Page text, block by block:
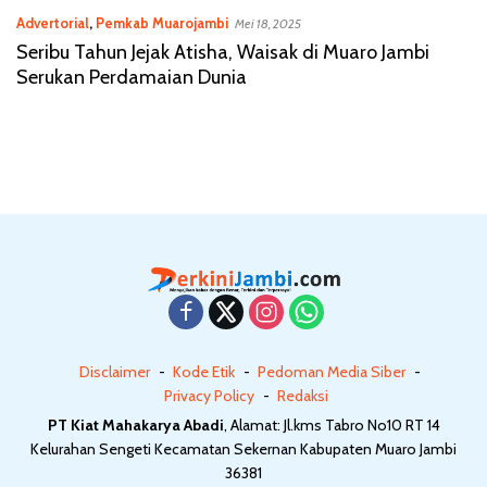
Advertorial, Pemkab Muarojambi Mei 18, 2025
Seribu Tahun Jejak Atisha, Waisak di Muaro Jambi
Serukan Perdamaian Dunia
Disclaimer Kode Etik
Pedoman Media Siber
Privacy Policy
Redaksi
PT Kiat Mahakarya Abadi, Alamat: Jl.kms Tabro No10 RT 14
Kelurahan Sengeti Kecamatan Sekernan Kabupaten Muaro Jambi
36381